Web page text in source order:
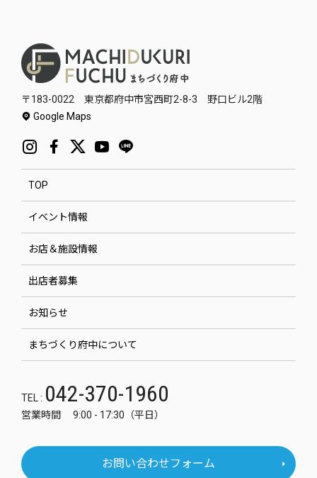
〒183-0022 東京都府中市宮西町2-8-3 野口ビル2階
Google Maps
TOP
イベント情報
お店＆施設情報
出店者募集
お知らせ
まちづくり府中について
TEL : 042-370-1960
営業時間 9:00 - 17:30（平日）
お問い合わせフォーム